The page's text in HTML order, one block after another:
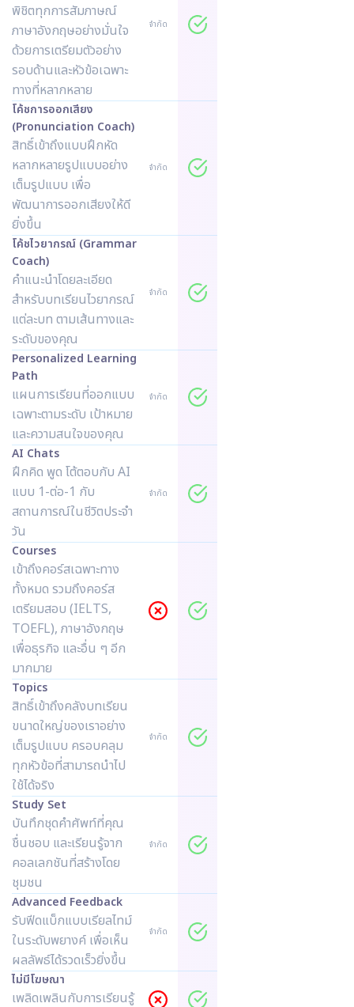
พิชิตทุกการสัมภาษณ์
ภาษาอังกฤษอย่างมั่นใจ
ด้วยการเตรียมตัวอย่าง
รอบด้านและหัวข้อเฉพาะ
ทางที่หลากหลาย
จำกัด
โค้ชการออกเสียง
(Pronunciation Coach)
สิทธิ์เข้าถึงแบบฝึกหัด
หลากหลายรูปแบบอย่าง
เต็มรูปแบบ เพื่อ
พัฒนาการออกเสียงให้ดี
ยิ่งขึ้น
จำกัด
โค้ชไวยากรณ์ (Grammar
Coach)
คำแนะนำโดยละเอียด
สำหรับบทเรียนไวยากรณ์
แต่ละบท ตามเส้นทางและ
ระดับของคุณ
จำกัด
Personalized Learning
Path
แผนการเรียนที่ออกแบบ
เฉพาะตามระดับ เป้าหมาย
และความสนใจของคุณ
จำกัด
AI Chats
ฝึกคิด พูด โต้ตอบกับ AI
แบบ 1-ต่อ-1 กับ
สถานการณ์ในชีวิตประจำ
วัน
จำกัด
Courses
เข้าถึงคอร์สเฉพาะทาง
ทั้งหมด รวมถึงคอร์ส
เตรียมสอบ (IELTS,
TOEFL), ภาษาอังกฤษ
เพื่อธุรกิจ และอื่น ๆ อีก
มากมาย
Topics
สิทธิ์เข้าถึงคลังบทเรียน
ขนาดใหญ่ของเราอย่าง
เต็มรูปแบบ ครอบคลุม
ทุกหัวข้อที่สามารถนำไป
ใช้ได้จริง
จำกัด
Study Set
บันทึกชุดคำศัพท์ที่คุณ
ชื่นชอบ และเรียนรู้จาก
คอลเลกชันที่สร้างโดย
ชุมชน
จำกัด
Advanced Feedback
รับฟีดแบ็กแบบเรียลไทม์
ในระดับพยางค์ เพื่อเห็น
ผลลัพธ์ได้รวดเร็วยิ่งขึ้น
จำกัด
ไม่มีโฆษณา
เพลิดเพลินกับการเรียนรู้